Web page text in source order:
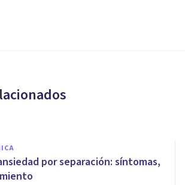
por separación: síntomas,